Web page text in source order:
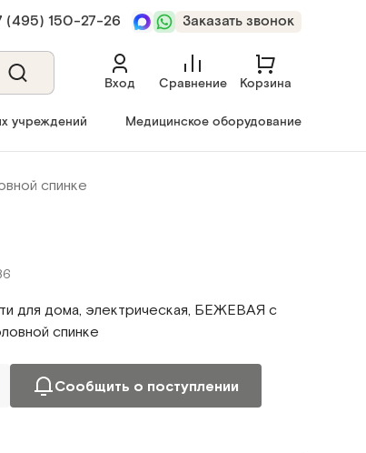
(495) 150‑27‑26 Заказать звонок
Вход Сравнение Корзина
учреждений Медицинское оборудование
спинке
для дома, электрическая, БЕЖЕВАЯ с
спинке
Сообщить о поступлении